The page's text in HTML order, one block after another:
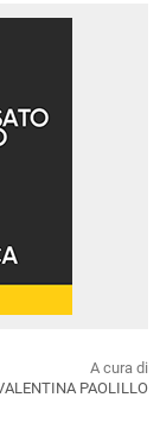
A cura di
PAOLILLO